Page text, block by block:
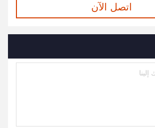
اتصل الآن